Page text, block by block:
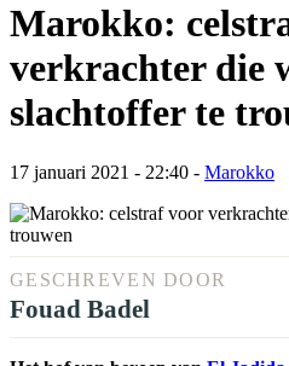
Marokko:
verkrachter die
slachtoffer te
17 januari 2021 - 22:40 - Marokko
GESCHREVEN DOOR
Fouad Badel